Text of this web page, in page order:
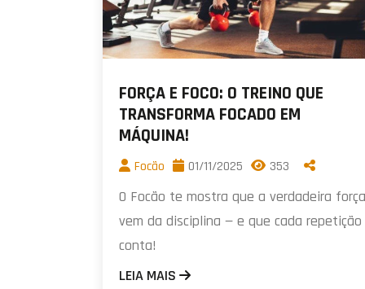
FORÇA E FOCO: O TREINO QUE
TRANSFORMA FOCADO EM
MÁQUINA!
Focão 01/11/2025 353
O Focão te mostra que a verdadeira força
vem da disciplina — e que cada repetição
conta!
LEIA MAIS